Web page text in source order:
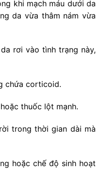
khi mạch máu dưới da
da vừa thâm nám vừa
rơi vào tình trạng này,
chứa corticoid.
thuốc lột mạnh.
trong thời gian dài mà
hoặc chế độ sinh hoạt